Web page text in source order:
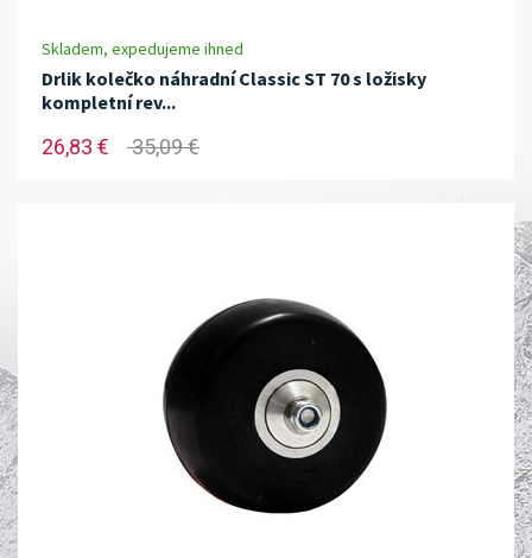
Skladem, expedujeme ihned
Drlik kolečko náhradní Classic ST 70 s ložisky
kompletní rev...
26,83 € 35,09 €